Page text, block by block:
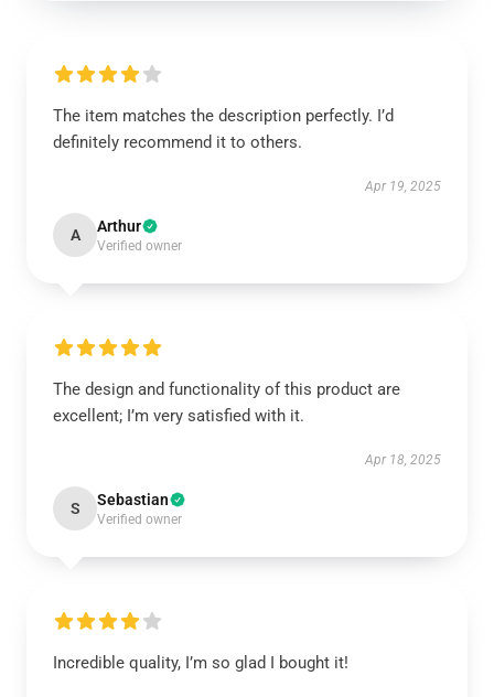
The item matches the description perfectly. I’d
definitely recommend it to others.
Apr 19, 2025
A Arthur
Verified owner
The design and functionality of this product are
excellent; I’m very satisfied with it.
Apr 18, 2025
S Sebastian
Verified owner
Incredible quality, I’m so glad I bought it!